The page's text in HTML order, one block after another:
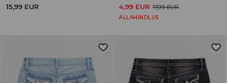
15,99 EUR 4,99 EUR 17,99 EUR
ALLAHINDLUS